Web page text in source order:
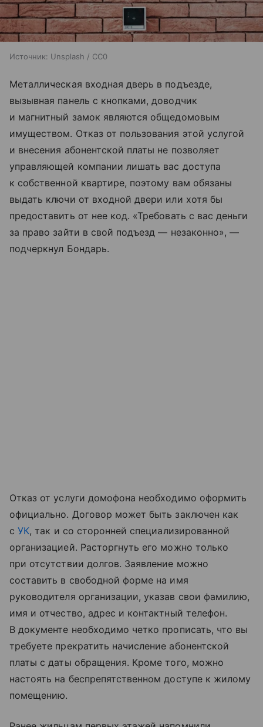
Источник: Unsplash / CC0
Металлическая входная дверь в подъезде,
вызывная панель с кнопками, доводчик
и магнитный замок являются общедомовым
имуществом. Отказ от пользования этой услугой
и внесения абонентской платы не позволяет
управляющей компании лишать вас доступа
к собственной квартире, поэтому вам обязаны
выдать ключи от входной двери или хотя бы
предоставить от нее код. «Требовать с вас деньги
за право зайти в свой подъезд — незаконно», —
подчеркнул Бондарь.
Отказ от услуги домофона необходимо оформить
официально. Договор может быть заключен как
сУК, так и со сторонней специализированной
организацией. Расторгнуть его можно только
при отсутствии долгов. Заявление можно
составить в свободной форме на имя
руководителя организации, указав свои фамилию,
имя и отчество, адрес и контактный телефон.
В документе необходимо четко прописать, что вы
требуете прекратить начисление абонентской
платы с даты обращения. Кроме того, можно
настоять на беспрепятственном доступе к жилому
помещению.